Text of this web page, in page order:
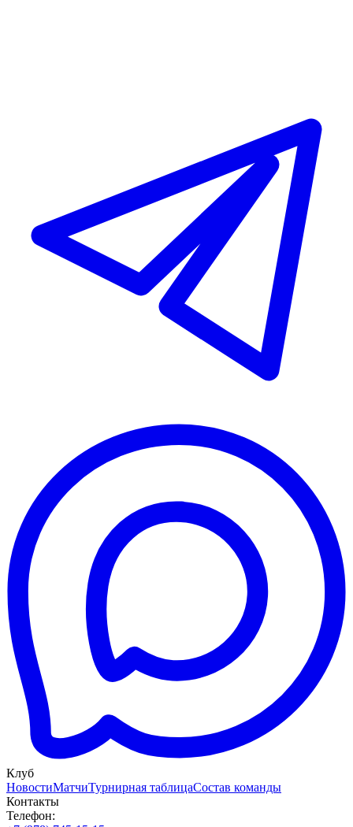
Клуб
НовостиМатчиТурнирная таблицаСостав команды
Контакты
Телефон: